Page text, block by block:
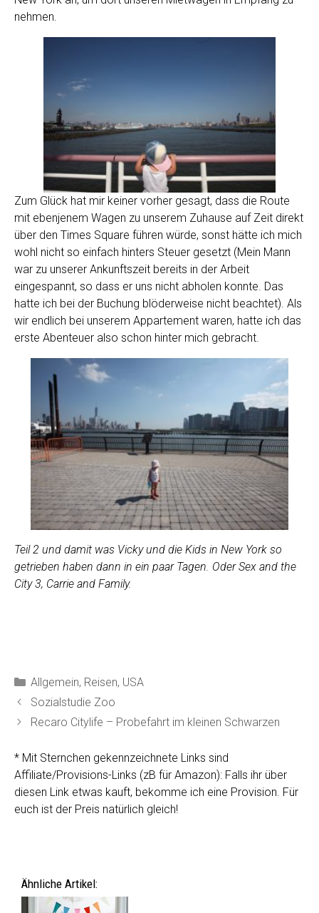
nehmen.
Zum Glück hat mir keiner vorher gesagt, dass die Route
mit ebenjenem Wagen zu unserem Zuhause auf Zeit direkt
über den Times Square führen würde, sonst hätte ich mich
wohl nicht so einfach hinters Steuer gesetzt (Mein Mann
war zu unserer Ankunftszeit bereits in der Arbeit
eingespannt, so dass er uns nicht abholen konnte. Das
hatte ich bei der Buchung blöderweise nicht beachtet). Als
wir endlich bei unserem Appartement waren, hatte ich das
erste Abenteuer also schon hinter mich gebracht.
Teil 2 und damit was Vicky und die Kids in New York so
getrieben haben dann in ein paar Tagen. Oder Sex and the
City 3, Carrie and Family.
Kategorien
Allgemein, Reisen, USA
Sozialstudie Zoo
Recaro Citylife – Probefahrt im kleinen Schwarzen
* Mit Sternchen gekennzeichnete Links sind
Affiliate/Provisions-Links (zB für Amazon): Falls ihr über
diesen Link etwas kauft, bekomme ich eine Provision. Für
euch ist der Preis natürlich gleich!
Ähnliche Artikel: